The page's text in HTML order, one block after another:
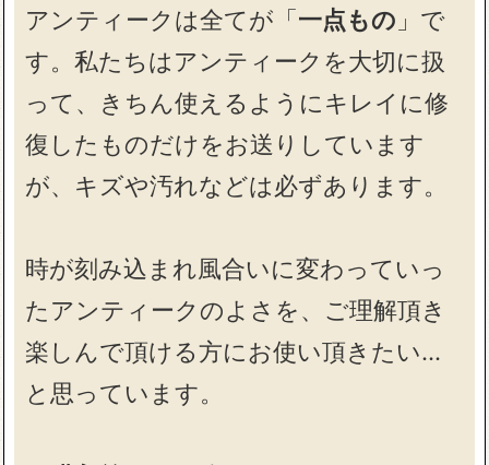
アンティークは全てが「一点もの 」で
す。私たちはアンティークを大切に扱
って、きちん使えるようにキレイに修
復したものだけをお送りしています
が、キズや汚れなどは必ずあります。
時が刻み込まれ風合いに変わっていっ
たアンティークのよさを、ご理解頂き
楽しんで頂ける方にお使い頂きたい…
と思っています。